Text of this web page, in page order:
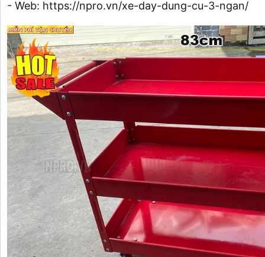
- Web: https://npro.vn/xe-day-dung-cu-3-ngan/